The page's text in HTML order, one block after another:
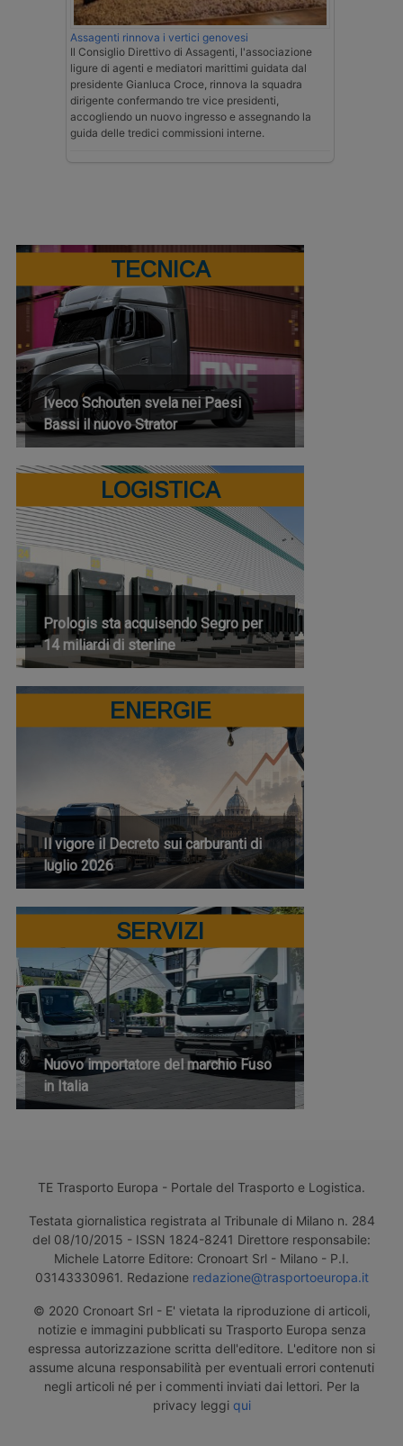
Assagenti rinnova i vertici genovesi
Il Consiglio Direttivo di Assagenti, l'associazione
ligure di agenti e mediatori marittimi guidata dal
presidente Gianluca Croce, rinnova la squadra
dirigente confermando tre vice presidenti,
accogliendo un nuovo ingresso e assegnando la
guida delle tredici commissioni interne.
TECNICA
Iveco Schouten svela nei Paesi
Bassi il nuovo Strator
LOGISTICA
Prologis sta acquisendo Segro per
14 miliardi di sterline
ENERGIE
Il vigore il Decreto sui carburanti di
luglio 2026
SERVIZI
Nuovo importatore del marchio Fuso
in Italia
TE Trasporto Europa - Portale del Trasporto e Logistica.
Testata giornalistica registrata al Tribunale di Milano n. 284
del 08/10/2015 - ISSN 1824-8241 Direttore responsabile:
Michele Latorre Editore: Cronoart Srl - Milano - P.I.
03143330961. Redazione redazione@trasportoeuropa.it
© 2020 Cronoart Srl - E' vietata la riproduzione di articoli,
notizie e immagini pubblicati su Trasporto Europa senza
espressa autorizzazione scritta dell'editore. L'editore non si
assume alcuna responsabilità per eventuali errori contenuti
negli articoli né per i commenti inviati dai lettori. Per la
privacy leggi qui